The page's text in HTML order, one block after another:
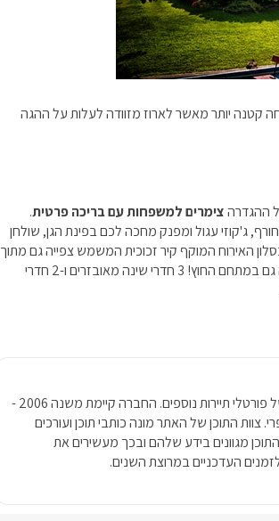
קטנה יותר מאשר לארוז מזוודה לעלות על ההגה
ההגדרהצימרים למשפחות עם בריכה פרטית.
ג'קוזי עגול ומפנק מחכה לכם בפינת הגן, שולחן
בסלון האירוח המוקף קיר זכוכית המשמש צפייה גם מתוך
המים, הקיר מחובר מ-9 מסכיLCD איכותיים ובעל מערכת שמע הניתנים לשמיעה גם במתחם החוץ! 3 חדרי שינה מאובזרים ו-2 חדרי
חברת פרסומדיה נטגרופ הבעלים של האתר "צימרטופ" ושל פורטלי תיירות נוספים. החברה קיימת משנה 2006 -
הכפרי. צוות התוכן של האתר מונה כותבי תוכן ועורכים
מגוונים בידע שלהם ובכך מעשירים את
העדכניים במרוצת השנים.